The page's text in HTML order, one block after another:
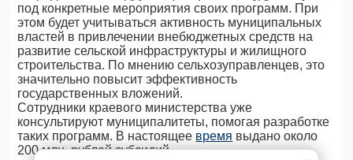
под конкретные мероприятия своих программ. При
этом будет учитываться активность муниципальных
властей в привлечении внебюджетных средств на
развитие сельской инфраструктуры и жилищного
строительства. По мнению сельхозуправленцев, это
значительно повысит эффективность
государственных вложений.
Сотрудники краевого министерства уже
консультируют муниципалитеты, помогая разработке
таких программ. В настоящее время выдано около
200 млн. рублей субсидий.